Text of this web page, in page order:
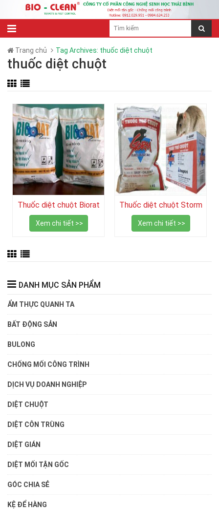
Trang chủ Tag Archives: thuốc diệt chuột
thuốc diệt chuột
Thuốc diệt chuột Biorat
Xem chi tiết >>
Thuốc diệt chuột Storm
Xem chi tiết >>
DANH MỤC SẢN PHẨM
ẨM THỰC QUANH TA
BẤT ĐỘNG SẢN
BULONG
CHỐNG MỐI CÔNG TRÌNH
DỊCH VỤ DOANH NGHIỆP
DIỆT CHUỘT
DIỆT CÔN TRÙNG
DIỆT GIÁN
DIỆT MỐI TẬN GỐC
GÓC CHIA SẺ
KỆ ĐỂ HÀNG